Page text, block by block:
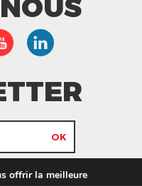
actualités et les
offrir la meilleure